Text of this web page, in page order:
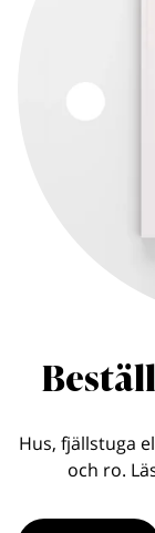
Hus, fjällstuga
och ro.